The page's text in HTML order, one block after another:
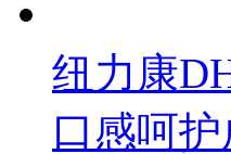
纽力康
口感呵护